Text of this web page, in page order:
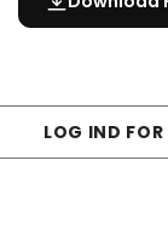
LOG IND